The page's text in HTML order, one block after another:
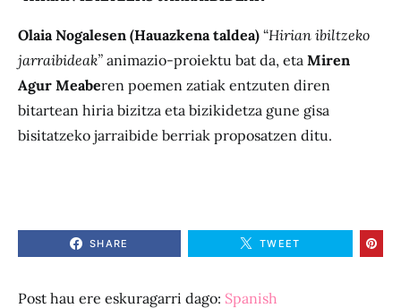
Olaia Nogalesen (Hauazkena taldea) “Hirian ibiltzeko
jarraibideak” animazio-proiektu bat da, eta Miren
Agur Meaberen poemen zatiak entzuten diren
bitartean hiria bizitza eta bizikidetza gune gisa
bisitatzeko jarraibide berriak proposatzen ditu.
SHARE TWEET
Post hau ere eskuragarri dago: Spanish